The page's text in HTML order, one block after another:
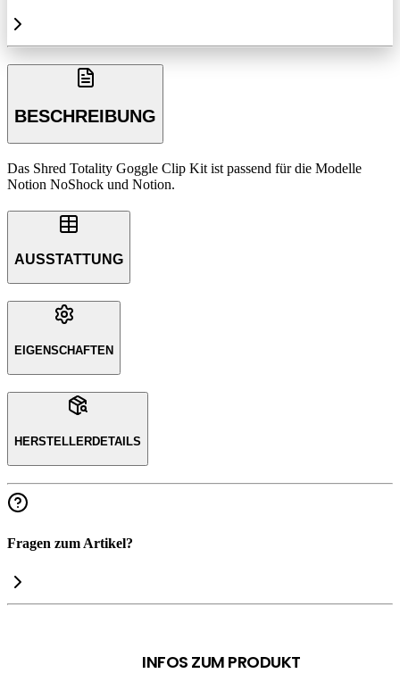
BESCHREIBUNG
Das Shred Totality Goggle Clip Kit ist passend für die Modelle
Notion NoShock und Notion.
AUSSTATTUNG
EIGENSCHAFTEN
HERSTELLERDETAILS
Fragen zum Artikel?
INFOS ZUM PRODUKT